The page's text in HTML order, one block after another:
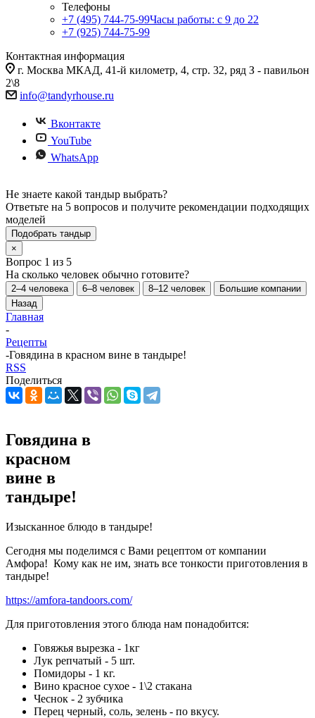
Телефоны
+7 (495) 744-75-99Часы работы: c 9 до 22
+7 (925) 744-75-99
Контактная информация
г. Москва МКАД, 41-й километр, 4, стр. 32, ряд З - павильон
2\8
info@tandyrhouse.ru
Вконтакте
YouTube
WhatsApp
Не знаете какой тандыр выбрать?
Ответьте на 5 вопросов и получите рекомендации подходящих
моделей
Подобрать тандыр
×
Вопрос 1 из 5
На сколько человек обычно готовите?
2–4 человека 6–8 человек 8–12 человек
Большие компании
Назад
Главная
-
Рецепты
-Говядина в красном вине в тандыре!
RSS
Поделиться
Говядина в
красном
вине в
тандыре!
Изысканное блюдо в тандыре!
Сегодня мы поделимся с Вами рецептом от компании
Амфора! Кому как не им, знать все тонкости приготовления в
тандыре!
https://amfora-tandoors.com/
Для приготовления этого блюда нам понадобится:
Говяжья вырезка - 1кг
Лук репчатый - 5 шт.
Помидоры - 1 кг.
Вино красное сухое - 1\2 стакана
Чеснок - 2 зубчика
Перец черный, соль, зелень - по вкусу.